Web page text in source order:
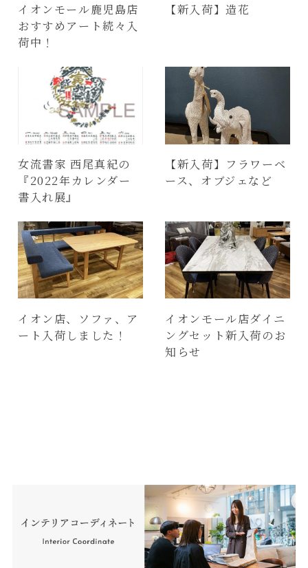
イオンモール鹿児島店
おすすめアート続々入
荷中！
【新入荷】造花
女流書家 西尾真紀の
『2022年カレンダー
書入れ展』
【新入荷】フラワーベ
ース、オブジェなど
イオン店、ソファ、ア
ート入荷しました！
イオンモール店ダイニ
ングセット新入荷のお
知らせ